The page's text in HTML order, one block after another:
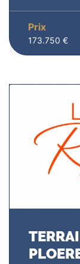
Prix
173.750 €